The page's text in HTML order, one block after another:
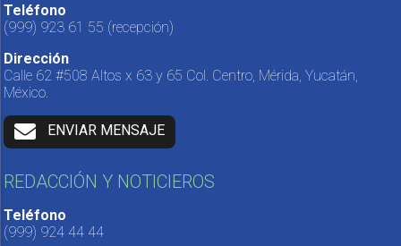
Teléfono
(999) 923 61 55 (recepción)
Dirección
Calle 62 #508 Altos x 63 y 65 Col. Centro, Mérida, Yucatán,
México.
ENVIAR MENSAJE
REDACCIÓN Y NOTICIEROS
Teléfono
(999) 924 44 44